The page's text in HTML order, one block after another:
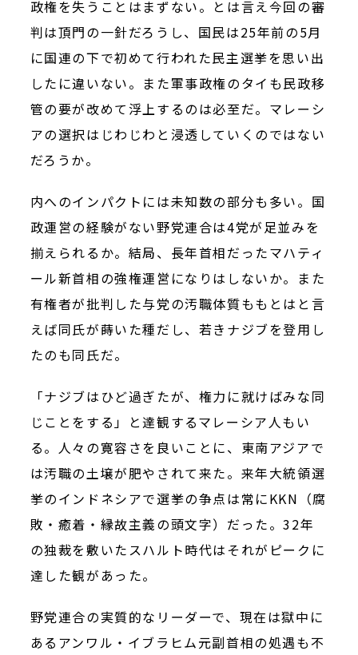
政権を失うことはまずない。とは言え今回の審
判は頂門の一針だろうし、国民は25年前の5月
に国連の下で初めて行われた民主選挙を思い出
したに違いない。また軍事政権のタイも民政移
管の要が改めて浮上するのは必至だ。マレーシ
アの選択はじわじわと浸透していくのではない
だろうか。
内へのインパクトには未知数の部分も多い。国
政運営の経験がない野党連合は4党が足並みを
揃えられるか。結局、長年首相だったマハティ
ール新首相の強権運営になりはしないか。また
有権者が批判した与党の汚職体質ももとはと言
えば同氏が蒔いた種だし、若きナジブを登用し
たのも同氏だ。
「ナジブはひど過ぎたが、権力に就けばみな同
じことをする」と達観するマレーシア人もい
る。人々の寛容さを良いことに、東南アジアで
は汚職の土壌が肥やされて来た。来年大統領選
挙のインドネシアで選挙の争点は常にKKN（腐
敗・癒着・縁故主義の頭文字）だった。32年
の独裁を敷いたスハルト時代はそれがピークに
達した観があった。
野党連合の実質的なリーダーで、現在は獄中に
あるアンワル・イブラヒム元副首相の処遇も不